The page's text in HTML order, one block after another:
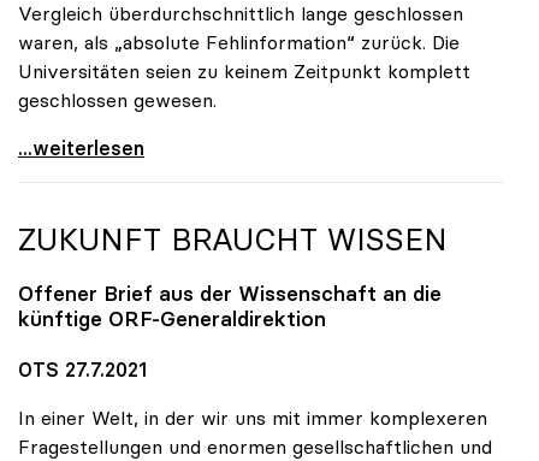
Vergleich überdurchschnittlich lange geschlossen
waren, als „absolute Fehlinformation“ zurück. Die
Universitäten seien zu keinem Zeitpunkt komplett
geschlossen gewesen.
Österreichische Unis weisen Bericht über
...weiterlesen
ZUKUNFT BRAUCHT WISSEN
Offener Brief aus der Wissenschaft an die
künftige ORF-Generaldirektion
OTS 27.7.2021
In einer Welt, in der wir uns mit immer komplexeren
Fragestellungen und enormen gesellschaftlichen und